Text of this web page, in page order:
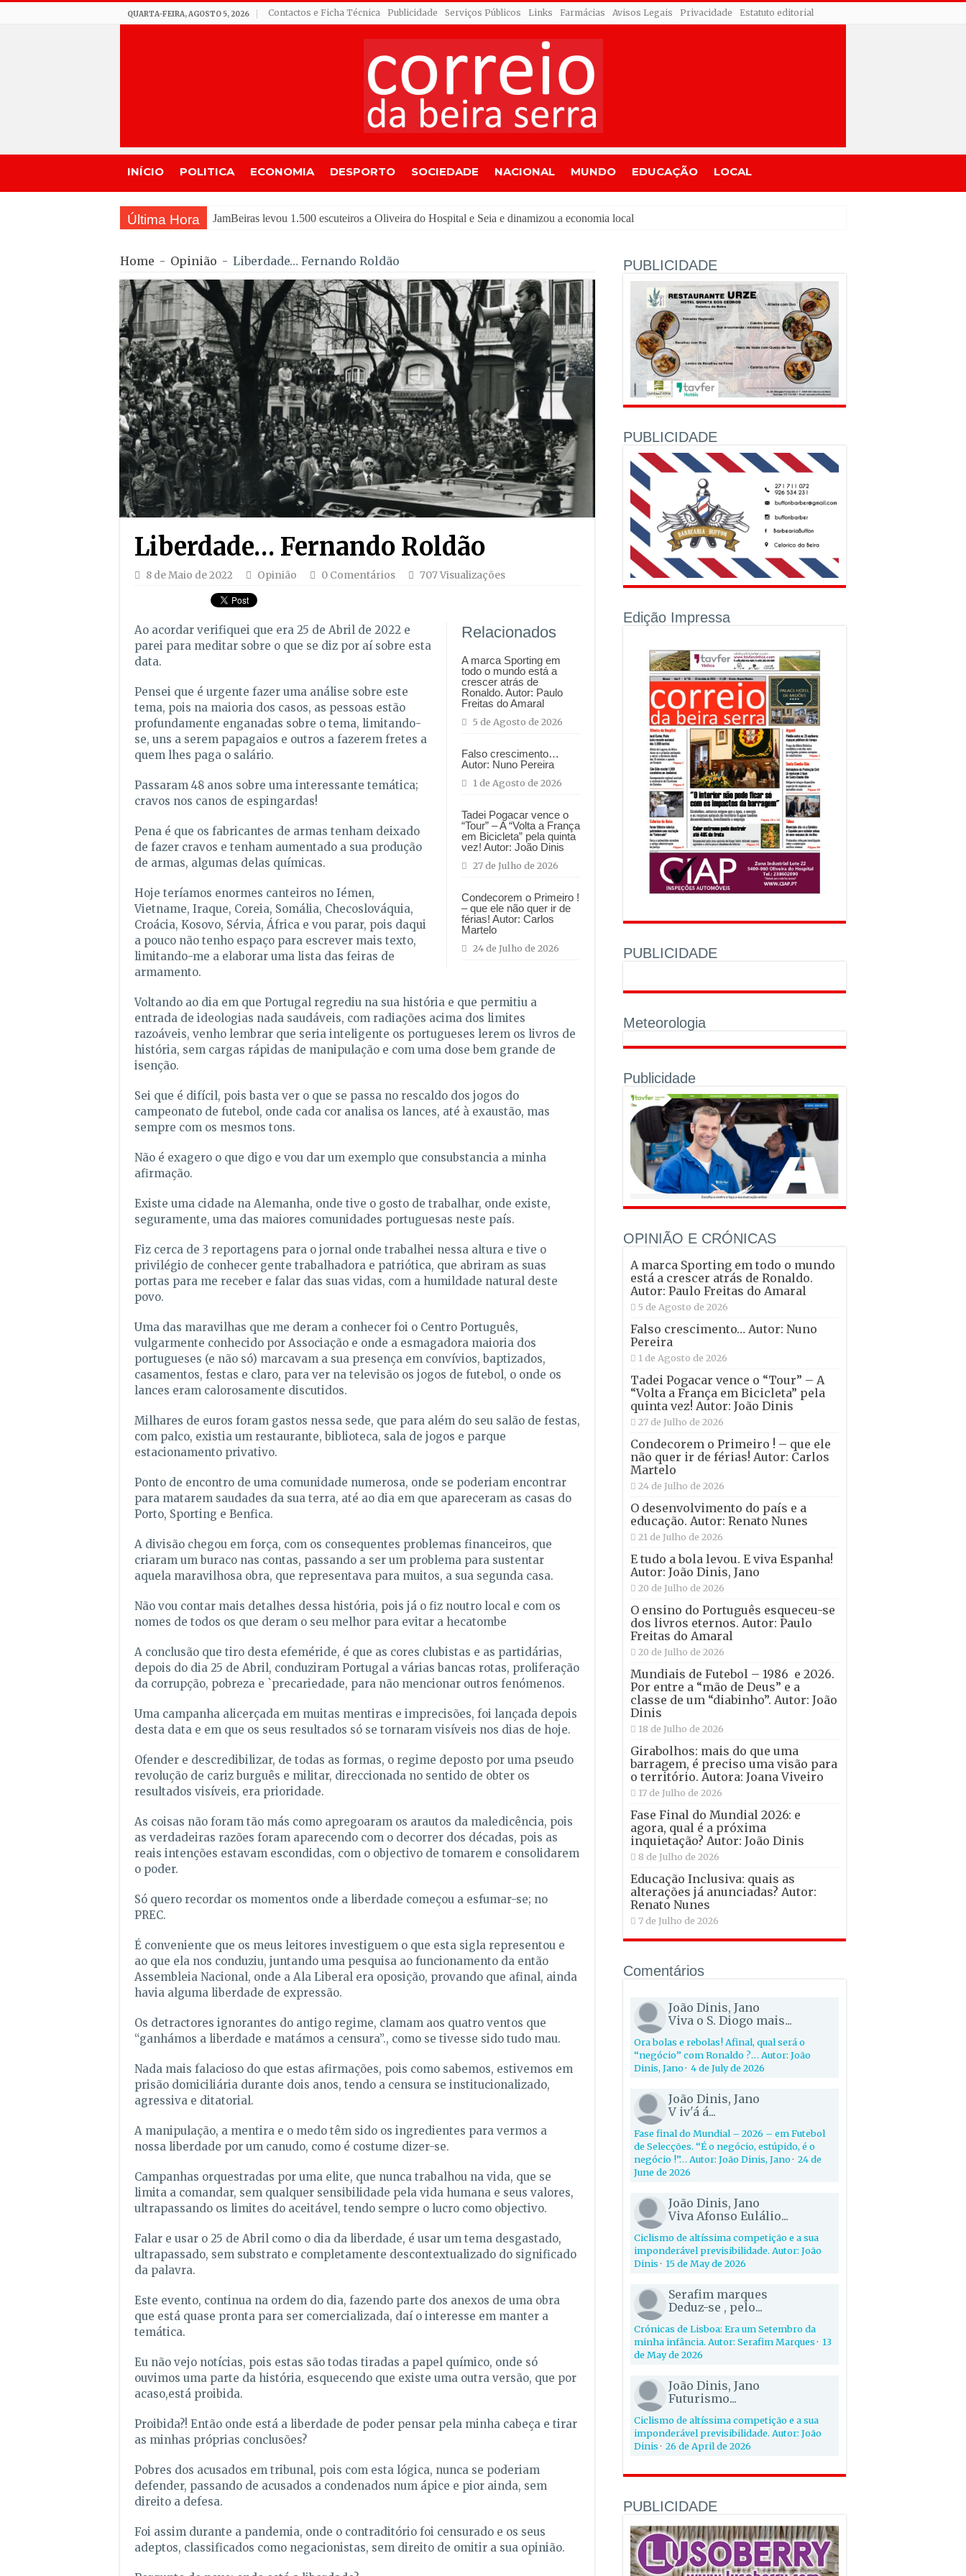
QUARTA-FEIRA, AGOSTO 5, 2026 Contactos e Ficha Técnica Publicidade Serviços Públicos Links Farmácias Avisos Legais Privacidade Estatuto editorial
INÍCIO POLITICA ECONOMIA DESPORTO SOCIEDADE NACIONAL MUNDO EDUCAÇÃO LOCAL
Última Hora Tradição do “
Home - Opinião - Liberdade… Fernando Roldão
Liberdade… Fernando Roldão
8 de Maio de 2022 Opinião 0 Comentários 707 Visualizações
Relacionados
A marca Sporting em
todo o mundo está a
crescer atrás de
Ronaldo. Autor: Paulo
Freitas do Amaral
5 de Agosto de 2026
Falso crescimento…
Autor: Nuno Pereira
1 de Agosto de 2026
Tadei Pogacar vence o
“Tour” – A “Volta a França
em Bicicleta” pela quinta
vez! Autor: João Dinis
27 de Julho de 2026
Condecorem o Primeiro !
– que ele não quer ir de
férias! Autor: Carlos
Martelo
24 de Julho de 2026
Ao acordar verifiquei que era 25 de Abril de 2022 e
parei para meditar sobre o que se diz por aí sobre esta
data.
Pensei que é urgente fazer uma análise sobre este
tema, pois na maioria dos casos, as pessoas estão
profundamente enganadas sobre o tema, limitando-
se, uns a serem papagaios e outros a fazerem fretes a
quem lhes paga o salário.
Passaram 48 anos sobre uma interessante temática;
cravos nos canos de espingardas!
Pena é que os fabricantes de armas tenham deixado
de fazer cravos e tenham aumentado a sua produção
de armas, algumas delas químicas.
Hoje teríamos enormes canteiros no Iémen,
Vietname, Iraque, Coreia, Somália, Checoslováquia,
Croácia, Kosovo, Sérvia, África e vou parar, pois daqui
a pouco não tenho espaço para escrever mais texto,
limitando-me a elaborar uma lista das feiras de
armamento.
Voltando ao dia em que Portugal regrediu na sua história e que permitiu a
entrada de ideologias nada saudáveis, com radiações acima dos limites
razoáveis, venho lembrar que seria inteligente os portugueses lerem os livros de
história, sem cargas rápidas de manipulação e com uma dose bem grande de
isenção.
Sei que é difícil, pois basta ver o que se passa no rescaldo dos jogos do
campeonato de futebol, onde cada cor analisa os lances, até à exaustão, mas
sempre com os mesmos tons.
Não é exagero o que digo e vou dar um exemplo que consubstancia a minha
afirmação.
Existe uma cidade na Alemanha, onde tive o gosto de trabalhar, onde existe,
seguramente, uma das maiores comunidades portuguesas neste país.
Fiz cerca de 3 reportagens para o jornal onde trabalhei nessa altura e tive o
privilégio de conhecer gente trabalhadora e patriótica, que abriram as suas
portas para me receber e falar das suas vidas, com a humildade natural deste
povo.
Uma das maravilhas que me deram a conhecer foi o Centro Português,
vulgarmente conhecido por Associação e onde a esmagadora maioria dos
portugueses (e não só) marcavam a sua presença em convívios, baptizados,
casamentos, festas e claro, para ver na televisão os jogos de futebol, o onde os
lances eram calorosamente discutidos.
Milhares de euros foram gastos nessa sede, que para além do seu salão de festas,
com palco, existia um restaurante, biblioteca, sala de jogos e parque
estacionamento privativo.
Ponto de encontro de uma comunidade numerosa, onde se poderiam encontrar
para matarem saudades da sua terra, até ao dia em que apareceram as casas do
Porto, Sporting e Benfica.
A divisão chegou em força, com os consequentes problemas financeiros, que
criaram um buraco nas contas, passando a ser um problema para sustentar
aquela maravilhosa obra, que representava para muitos, a sua segunda casa.
Não vou contar mais detalhes dessa história, pois já o fiz noutro local e com os
nomes de todos os que deram o seu melhor para evitar a hecatombe
A conclusão que tiro desta efeméride, é que as cores clubistas e as partidárias,
depois do dia 25 de Abril, conduziram Portugal a várias bancas rotas, proliferação
da corrupção, pobreza e `precariedade, para não mencionar outros fenómenos.
Uma campanha alicerçada em muitas mentiras e imprecisões, foi lançada depois
desta data e em que os seus resultados só se tornaram visíveis nos dias de hoje.
Ofender e descredibilizar, de todas as formas, o regime deposto por uma pseudo
revolução de cariz burguês e militar, direccionada no sentido de obter os
resultados visíveis, era prioridade.
As coisas não foram tão más como apregoaram os arautos da maledicência, pois
as verdadeiras razões foram aparecendo com o decorrer dos décadas, pois as
reais intenções estavam escondidas, com o objectivo de tomarem e consolidarem
o poder.
Só quero recordar os momentos onde a liberdade começou a esfumar-se; no
PREC.
É conveniente que os meus leitores investiguem o que esta sigla representou e
ao que ela nos conduziu, juntando uma pesquisa ao funcionamento da então
Assembleia Nacional, onde a Ala Liberal era oposição, provando que afinal, ainda
havia alguma liberdade de expressão.
Os detractores ignorantes do antigo regime, clamam aos quatro ventos que
“ganhámos a liberdade e matámos a censura”., como se tivesse sido tudo mau.
Nada mais falacioso do que estas afirmações, pois como sabemos, estivemos em
prisão domiciliária durante dois anos, tendo a censura se institucionalizado,
agressiva e ditatorial.
A manipulação, a mentira e o medo têm sido os ingredientes para vermos a
nossa liberdade por um canudo, como é costume dizer-se.
Campanhas orquestradas por uma elite, que nunca trabalhou na vida, que se
limita a comandar, sem qualquer sensibilidade pela vida humana e seus valores,
ultrapassando os limites do aceitável, tendo sempre o lucro como objectivo.
Falar e usar o 25 de Abril como o dia da liberdade, é usar um tema desgastado,
ultrapassado, sem substrato e completamente descontextualizado do significado
da palavra.
Este evento, continua na ordem do dia, fazendo parte dos anexos de uma obra
que está quase pronta para ser comercializada, daí o interesse em manter a
temática.
Eu não vejo notícias, pois estas são todas tiradas a papel químico, onde só
ouvimos uma parte da história, esquecendo que existe uma outra versão, que por
acaso,está proibida.
Proibida?! Então onde está a liberdade de poder pensar pela minha cabeça e tirar
as minhas próprias conclusões?
Pobres dos acusados em tribunal, pois com esta lógica, nunca se poderiam
defender, passando de acusados a condenados num ápice e pior ainda, sem
direito a defesa.
Foi assim durante a pandemia, onde o contraditório foi censurado e os seus
adeptos, classificados como negacionistas, sem direito de omitir a sua opinião.
PUBLICIDADE
PUBLICIDADE
Edição Impressa
PUBLICIDADE
Meteorologia
Publicidade
OPINIÃO E CRÓNICAS
A marca Sporting em todo o mundo
está a crescer atrás de Ronaldo.
Autor: Paulo Freitas do Amaral
5 de Agosto de 2026
Falso crescimento… Autor: Nuno
Pereira
1 de Agosto de 2026
Tadei Pogacar vence o “Tour” – A
“Volta a França em Bicicleta” pela
quinta vez! Autor: João Dinis
27 de Julho de 2026
Condecorem o Primeiro ! – que ele
não quer ir de férias! Autor: Carlos
Martelo
24 de Julho de 2026
O desenvolvimento do país e a
educação. Autor: Renato Nunes
21 de Julho de 2026
E tudo a bola levou. E viva Espanha!
Autor: João Dinis, Jano
20 de Julho de 2026
O ensino do Português esqueceu-se
dos livros eternos. Autor: Paulo
Freitas do Amaral
20 de Julho de 2026
Mundiais de Futebol – 1986 e 2026.
Por entre a “mão de Deus” e a
classe de um “diabinho”. Autor: João
Dinis
18 de Julho de 2026
Girabolhos: mais do que uma
barragem, é preciso uma visão para
o território. Autora: Joana Viveiro
17 de Julho de 2026
Fase Final do Mundial 2026: e
agora, qual é a próxima
inquietação? Autor: João Dinis
8 de Julho de 2026
Educação Inclusiva: quais as
alterações já anunciadas? Autor:
Renato Nunes
7 de Julho de 2026
Comentários
João Dinis, Jano
Viva o S. Diogo mais...
Ora bolas e rebolas! Afinal, qual será o
“negócio” com Ronaldo ?… Autor: João
Dinis, Jano· 4 de July de 2026
João Dinis, Jano
V iv'á á...
Fase final do Mundial – 2026 – em Futebol
de Selecções. “É o negócio, estúpido, é o
negócio !”… Autor: João Dinis, Jano· 24 de
June de 2026
João Dinis, Jano
Viva Afonso Eulálio...
Ciclismo de altíssima competição e a sua
imponderável previsibilidade. Autor: João
Dinis· 15 de May de 2026
Serafim marques
Deduz-se , pelo...
Crónicas de Lisboa: Era um Setembro da
minha infância. Autor: Serafim Marques· 13
de May de 2026
João Dinis, Jano
Futurismo...
Ciclismo de altíssima competição e a sua
imponderável previsibilidade. Autor: João
Dinis· 26 de April de 2026
PUBLICIDADE